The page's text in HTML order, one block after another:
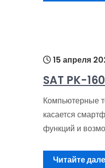
15 апреля
SAT PK-
Компьютерные
касается
функций и
Читайте